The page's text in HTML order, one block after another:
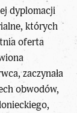
dyplomacji
których
oferta
zaczynała
obwodów,